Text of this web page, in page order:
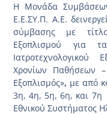
Η Μονάδα Συμβάσεων
Ε.Ε.ΣΥ.Π. A.E.
σύμβασης με
Εξοπλισμού για
Ιατροτεχνολογικού
Χρονίων Παθήσεων –
Εξοπλισμός», με από
3η, 4η, 5η, 6η, και 7η
Εθνικού Συστήματος